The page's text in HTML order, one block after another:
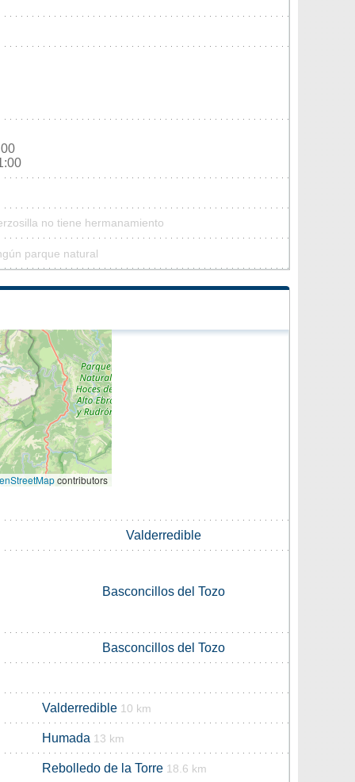
no tiene hermanamiento
parque natural
contributors
Valderredible
Basconcillos del Tozo
Basconcillos del Tozo
Valderredible 10 km
Humada 13 km
Rebolledo de la Torre 18.6 km